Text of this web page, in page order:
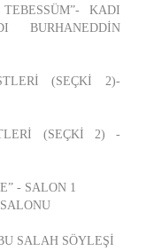
KADI
BURHANEDDİN
(SEÇKİ 2)-
(SEÇKİ 2) -
- SALON 1
SALAH SÖYLEŞİ